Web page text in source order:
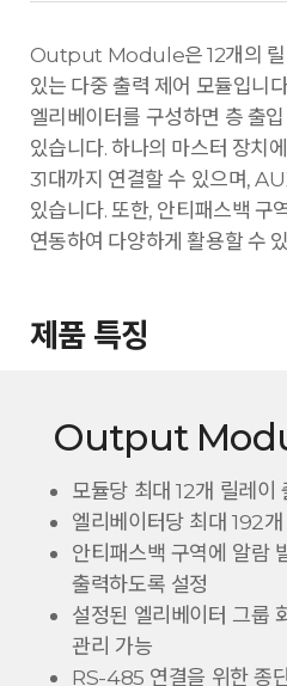
Output Module은 12개의 릴
있는 다중 출력 제어 모듈입니
엘리베이터를 구성하면 층 출
있습니다. 하나의 마스터 장치
31대까지 연결할 수 있으며,
있습니다. 또한, 안티패스백 구
연동하여 다양하게 활용할 수
제품 특징
Output
모듈당 최대 12개 릴레이
엘리베이터당 최대 192
안티패스백 구역에 알람
출력하도록 설정
설정된 엘리베이터 그룹
관리 가능
RS-485 연결을 위한 종